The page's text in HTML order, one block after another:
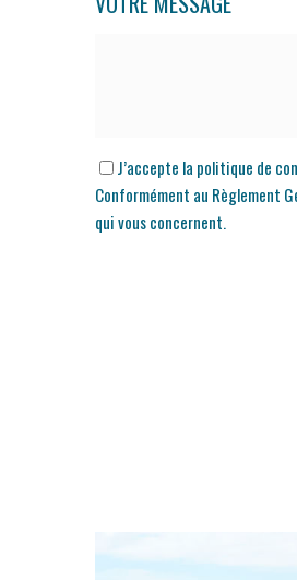
J’accepte la politique de
Conformément au Règlement
qui vous concernent.